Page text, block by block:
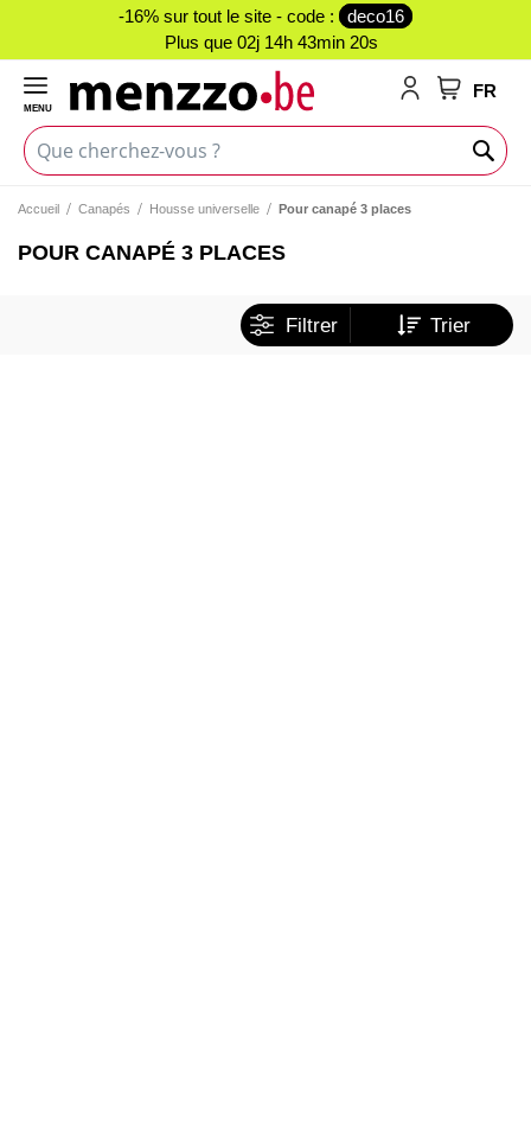
-16% sur tout le site - code :
deco16
Plus que 02j 14h 43min 20s
FR
MENU
Accueil Canapés Housse universelle Pour canapé 3 places
POUR CANAPÉ 3 PLACES
Filtrer Trier